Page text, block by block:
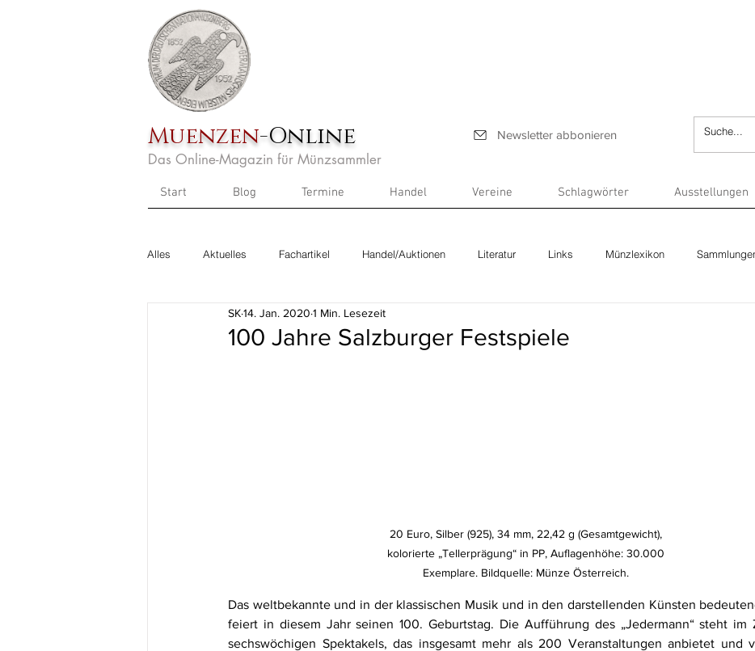
Muenzen-Online Newsletter abbonieren
Das Online-Magazin für Münzsammler
Start Blog Termine Handel Vereine Schlagwörter Ausstellungen
Alles Aktuelles Fachartikel Handel/Auktionen Literatur Links Münzlexikon
100 Jahre Salzburger Festspiele
SK14. Jan. 2020 1 Min. Lesezeit
20 Euro, Silber (925), 34 mm, 22,42 g (Gesamtgewicht),
kolorierte „Tellerprägung“ in PP, Auflagenhöhe: 30.000
Exemplare. Bildquelle: Münze Österreich.
Das weltbekannte und in der klassischen Musik und in den darstellenden Künsten
feiert in diesem Jahr seinen 100. Geburtstag. Die Aufführung des „Jedermann“ steht im
sechswöchigen Spektakels, das insgesamt mehr als 200 Veranstaltungen anbietet und